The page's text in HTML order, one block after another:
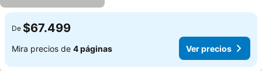
De $67.499
Mira precios de 4 páginas Ver precios